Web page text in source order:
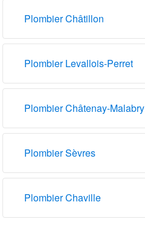
Plombier Châtillon
Plombier Levallois-Perret
Plombier Châtenay-Malabry
Plombier Sèvres
Plombier Chaville